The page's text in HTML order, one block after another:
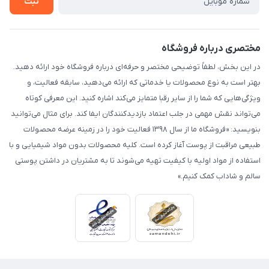
مختصری درباره فروشگاه
در این بخش، لطفاً توضیحی مختصر و حرفه‌ای درباره فروشگاه خود ارائه دهید.
بهتر است به نوع محصولات یا خدماتی که ارائه می‌دهید، سابقه فعالیت، و
ویژگی‌هایی که شما را از سایر رقبا متمایز می‌کند اشاره کنید. این معرفی کوتاه
می‌تواند نقش مهمی در جلب اعتماد بازدیدکنندگان ایفا کند. برای مثال می‌توانید
بنویسید: «فروشگاه ما از سال ۱۳۹۸ فعالیت خود را در زمینه عرضه محصولات
طبیعی مراقبت از پوست آغاز کرده است. کلیه محصولات بدون مواد شیمیایی و با
استفاده از مواد اولیه با کیفیت تهیه می‌شوند تا به مشتریان در داشتن پوستی
سالم و شاداب کمک کنیم.»